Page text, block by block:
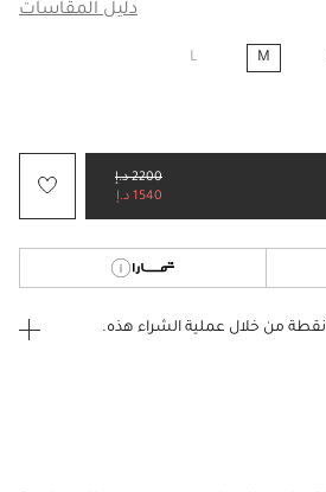
دليل المقاسات
M
L
2200 د.إ
1540 د.إ
نقطة من خلال عملية الشراء هذه.